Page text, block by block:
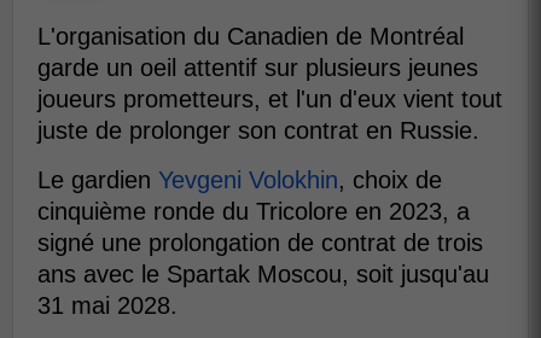
L'organisation du Canadien de Montréal
garde un oeil attentif sur plusieurs jeunes
joueurs prometteurs, et l'un d'eux vient tout
juste de prolonger son contrat en Russie.
Le gardien Yevgeni Volokhin, choix de
cinquième ronde du Tricolore en 2023, a
signé une prolongation de contrat de trois
ans avec le Spartak Moscou, soit jusqu'au
31 mai 2028.